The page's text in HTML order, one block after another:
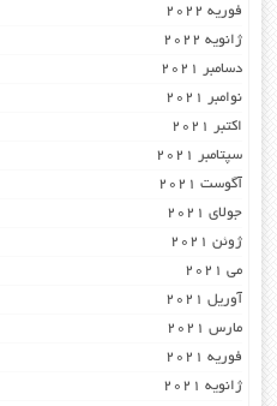
فوریه 2022
ژانویه 2022
دسامبر 2021
نوامبر 2021
اکتبر 2021
سپتامبر 2021
آگوست 2021
جولای 2021
ژوئن 2021
می 2021
آوریل 2021
مارس 2021
فوریه 2021
ژانویه 2021